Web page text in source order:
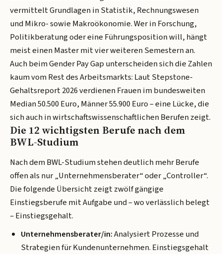
vermittelt Grundlagen in Statistik, Rechnungswesen
und Mikro- sowie Makroökonomie. Wer in Forschung,
Politikberatung oder eine Führungsposition will, hängt
meist einen Master mit vier weiteren Semestern an.
Auch beim Gender Pay Gap unterscheiden sich die Zahlen
kaum vom Rest des Arbeitsmarkts: Laut Stepstone-
Gehaltsreport 2026 verdienen Frauen im bundesweiten
Median 50.500 Euro, Männer 55.900 Euro – eine Lücke, die
sich auch in wirtschaftswissenschaftlichen Berufen zeigt.
Die 12 wichtigsten Berufe nach dem
BWL-Studium
Nach dem BWL-Studium stehen deutlich mehr Berufe
offen als nur „Unternehmensberater“ oder „Controller“.
Die folgende Übersicht zeigt zwölf gängige
Einstiegsberufe mit Aufgabe und – wo verlässlich belegt
– Einstiegsgehalt.
Unternehmensberater/in:Analysiert Prozesse und
Strategien für Kundenunternehmen. Einstiegsgehalt